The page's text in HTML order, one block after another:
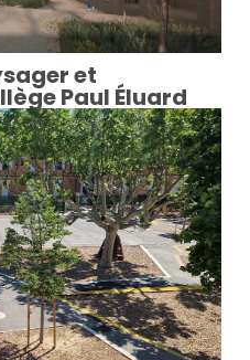
et
Paul Éluard